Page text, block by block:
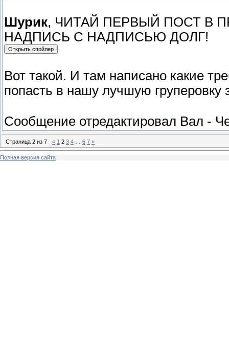
Шурик, ЧИТАЙ ПЕРВЫЙ ПОСТ В
НАДПИСЬ С НАДПИСЬЮ ДОЛГ!
Вот такой. И там написано какие
попасть в нашу лучшую
Сообщение отредактировал Вал -
Страница 2 из 7 « 1 2 3 4 6 7 »
Полная версия сайта